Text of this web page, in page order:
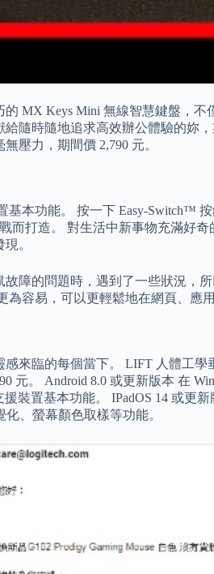
MX Keys Mini 無線智慧鍵盤，
隨時隨地追求高效辦公體驗的妳
壓力，期間價 2,790 元。
本功能。 按一下 Easy-Switch™
打造。 對生活中新事物充滿好
。
障的問題時，遇到了一些狀況，
容易，可以更輕鬆地在網頁、應
來臨的每個當下。 LIFT ⼈體⼯
。 Android 8.0 或更新版本 在
裝置基本功能。 IPadOS 14 或更
、螢幕顏色取樣等功能。